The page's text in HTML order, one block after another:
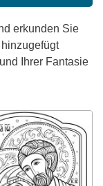
erkunden Sie
Ihrer Fantasie